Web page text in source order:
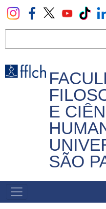
Pular
para
principal
E
SÃO
NAVEGADOR
PRINCIPAL